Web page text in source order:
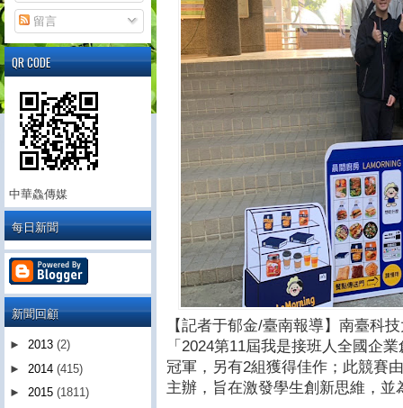
【記者于郁金/臺南報導】南臺科
「2024第11屆我是接班人全國企
冠軍，另有2組獲得佳作；此競賽
主辦，旨在激發學生創新思維，
留言
QR CODE
中華鱻傳媒
每日新聞
新聞回顧
► 2013 (2)
► 2014 (415)
► 2015 (1811)